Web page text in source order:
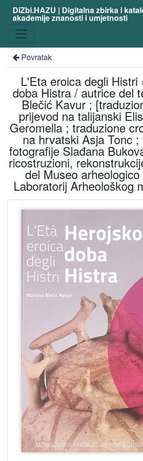
DiZbi.HAZU | Digitalna zbirka i
akademije znanosti i umjetnosti
Povratak
L'Eta eroica degli Histri
doba Histra / autrice del
Blečić Kavur ;
prijevod na talijanski
Geromella ; traduzione
na hrvatski Asja Tonc
fotografije Slađana
ricostruzioni,
del Museo
Laboratorij Arheološkog